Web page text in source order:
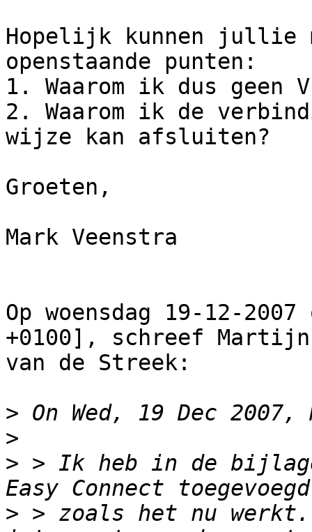
Hopelijk kunnen jullie
openstaande punten:
1. Waarom ik dus geen
2. Waarom ik de
wijze kan afsluiten?
Groeten,
Mark Veenstra
Op woensdag 19-12-
+0100], schreef Martijn
van de Streek:
>
>
> > Ik heb in de bijlage
> > zoals het nu